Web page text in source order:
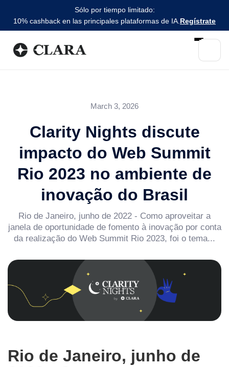
Sólo por tiempo limitado:
10% cashback en las principales plataformas de IA. Regístrate
March 3, 2026
Clarity Nights discute
impacto do Web Summit
Rio 2023 no ambiente de
inovação do Brasil
Rio de Janeiro, junho de 2022 - Como aproveitar a
janela de oportunidade de fomento à inovação por conta
da realização do Web Summit Rio 2023, foi o tema...
Rio de Janeiro, junho de